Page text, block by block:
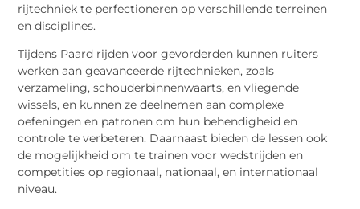
rijtechniek te perfectioneren op verschillende terreinen
en disciplines.
Tijdens Paard rijden voor gevorderden kunnen ruiters
werken aan geavanceerde rijtechnieken, zoals
verzameling, schouderbinnenwaarts, en vliegende
wissels, en kunnen ze deelnemen aan complexe
oefeningen en patronen om hun behendigheid en
controle te verbeteren. Daarnaast bieden de lessen ook
de mogelijkheid om te trainen voor wedstrijden en
competities op regionaal, nationaal, en internationaal
niveau.